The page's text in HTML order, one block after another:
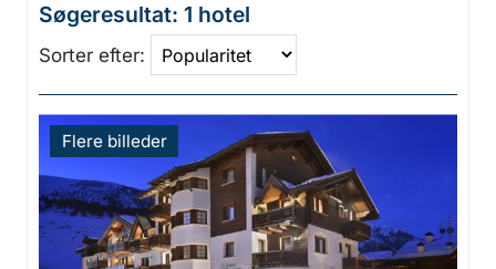
Søgeresultat: 1 hotel
Sorter efter:
Flere billeder